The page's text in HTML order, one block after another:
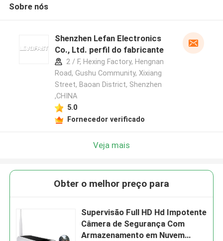
Sobre nós
Shenzhen Lefan Electronics
Co., Ltd. perfil do fabricante
2 / F, Hexing Factory, Hengnan
Road, Gushu Community, Xixiang
Street, Baoan District, Shenzhen
,CHINA
5.0
Fornecedor verificado
Veja mais
Obter o melhor preço para
Supervisão Full HD Hd Impotente
Câmera de Segurança Com
Armazenamento em Nuvem